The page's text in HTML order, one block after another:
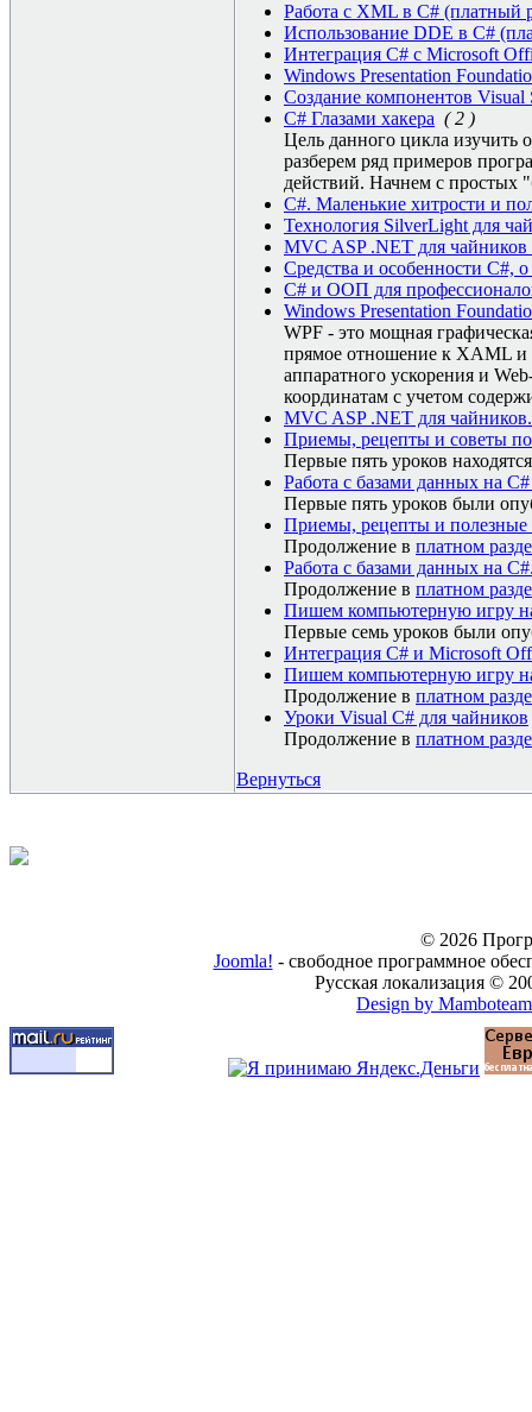
Работа с XML в C# (платный
Использование DDE в C#
Интеграция C# с Microsoft
Windows Presentation
Создание компонентов Visual
C# Глазами хакера ( 2 )
Цель данного цикла изучить
разберем ряд примеров
действий. Начнем с простых
C#. Маленькие хитрости и
Технология SilverLight для
MVC ASP .NET для чайников
Средства и особенности C#,
C# и ООП для
Windows Presentation
WPF - это мощная
прямое отношение к XAML и
аппаратного ускорения и
координатам с учетом
MVC ASP .NET для
Приемы, рецепты и советы по
Первые пять уроков
Работа с базами данных на
Первые пять уроков были
Приемы, рецепты и полезные
Продолжение в платном
Работа с базами данных на
Продолжение в платном
Пишем компьютерную игру
Первые семь уроков были
Интеграция C# и Microsoft
Пишем компьютерную игру
Продолжение в платном
Уроки Visual C# для чайников
Продолжение в платном
Вернуться
© 2026
Joomla! - свободное программное
Русская локализация ©
Design by